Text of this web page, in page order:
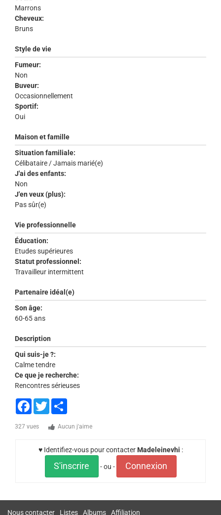
Marrons
Cheveux:
Bruns
Style de vie
Fumeur:
Non
Buveur:
Occasionnellement
Sportif:
Oui
Maison et famille
Situation familiale:
Célibataire / Jamais marié(e)
J'ai des enfants:
Non
J'en veux (plus):
Pas sûr(e)
Vie professionnelle
Éducation:
Etudes supérieures
Statut professionnel:
Travailleur intermittent
Partenaire idéal(e)
Son âge:
60-65 ans
Description
Qui suis-je ?:
Calme tendre
Ce que je recherche:
Rencontres sérieuses
Facebook
Twitter
327 vues Aucun j'aime
♥ Identifiez-vous pour contacter Madeleinevhi :
S'inscrire - ou - Connexion
Nous contacter Listes Albums Affiliation